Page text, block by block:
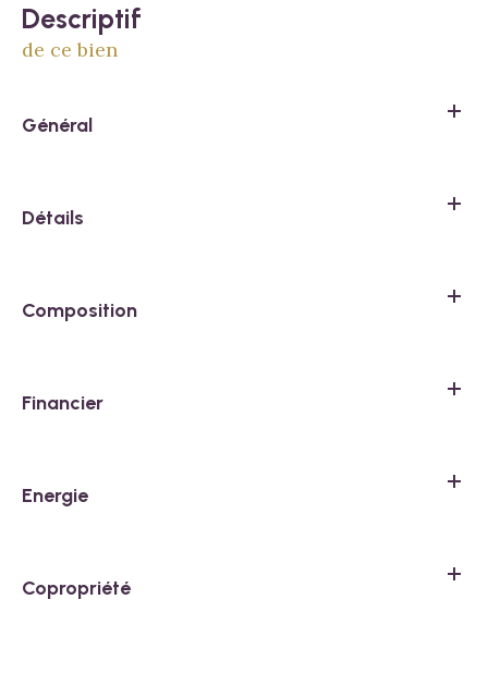
descriptif
de ce bien
Général
Détails
Composition
Financier
Energie
Copropriété